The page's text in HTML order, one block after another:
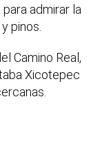
admirar la
pinos.
Camino Real,
Xicotepec